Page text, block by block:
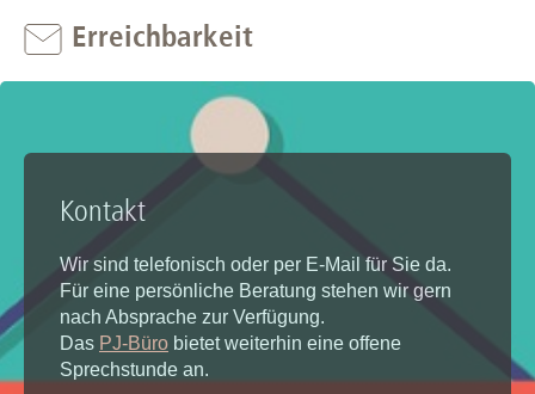
Erreichbarkeit
Kontakt
Wir sind telefonisch oder per E-Mail für Sie da.
Für eine persönliche Beratung stehen wir gern
nach Absprache zur Verfügung.
Das PJ-Büro bietet weiterhin eine offene
Sprechstunde an.